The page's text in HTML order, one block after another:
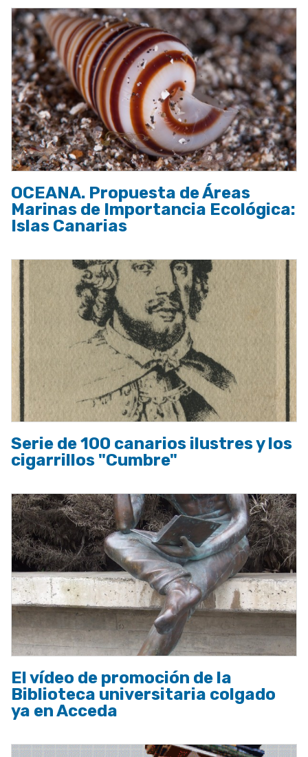
OCEANA. Propuesta de Áreas
Marinas de Importancia Ecológica:
Islas Canarias
Serie de 100 canarios ilustres y los
cigarrillos "Cumbre"
El vídeo de promoción de la
Biblioteca universitaria colgado
ya en Acceda